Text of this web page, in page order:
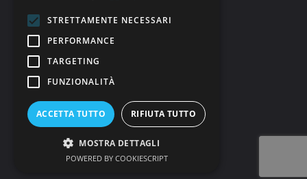
STRETTAMENTE NECESSARI
PERFORMANCE
TARGETING
FUNZIONALITÀ
ACCETTA TUTTO RIFIUTA TUTTO
MOSTRA DETTAGLI
POWERED BY COOKIESCRIPT